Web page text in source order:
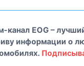
канал EOG –
информации о